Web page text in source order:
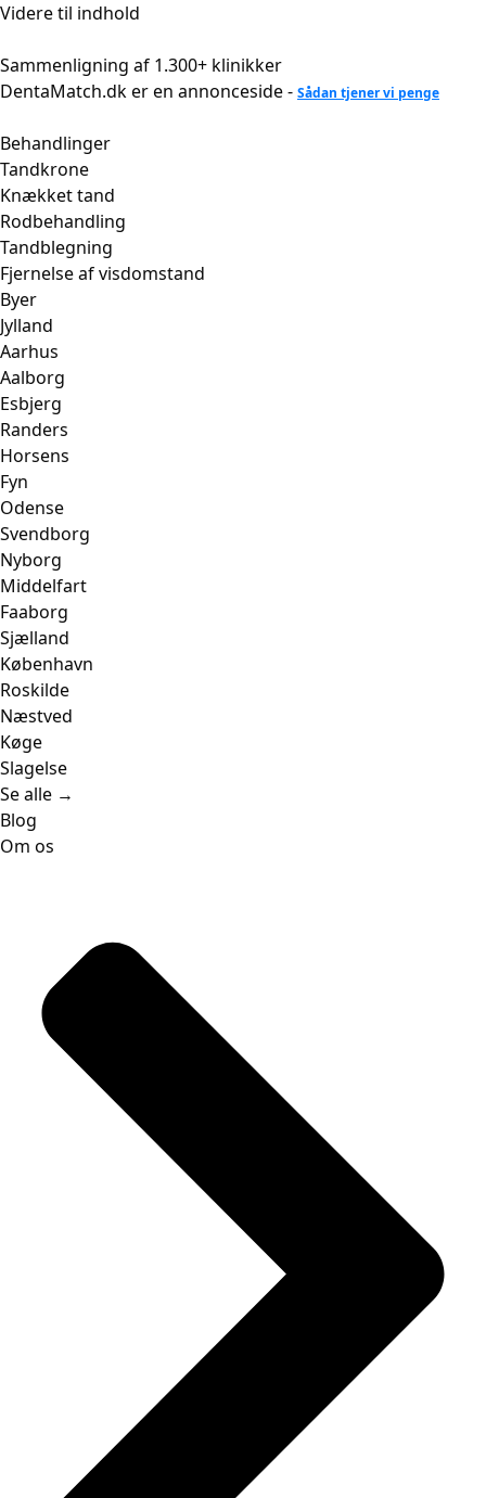
Videre til indhold
Sammenligning af 1.300+ klinikker
DentaMatch.dk er en annonceside - Sådan tjener vi penge
Behandlinger
Tandkrone
Knækket tand
Rodbehandling
Tandblegning
Fjernelse af visdomstand
Byer
Jylland
Aarhus
Aalborg
Esbjerg
Randers
Horsens
Fyn
Odense
Svendborg
Nyborg
Middelfart
Faaborg
Sjælland
København
Roskilde
Næstved
Køge
Slagelse
Se alle →
Blog
Om os